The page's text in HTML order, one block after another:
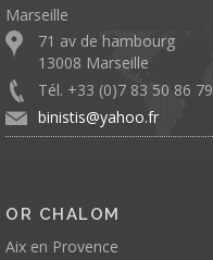
Marseille
71 av de hambourg
13008 Marseille
Tél. +33 (0)7 83 50 86 79
binistis@yahoo.fr
OR CHALOM
Aix en Provence